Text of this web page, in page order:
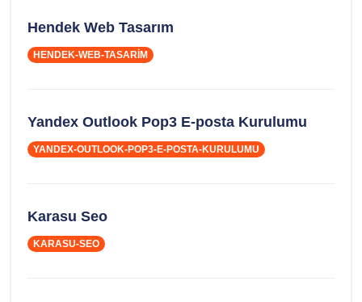
Hendek Web Tasarım
HENDEK-WEB-TASARIM
Yandex Outlook Pop3 E-posta Kurulumu
YANDEX-OUTLOOK-POP3-E-POSTA-KURULUMU
Karasu Seo
KARASU-SEO